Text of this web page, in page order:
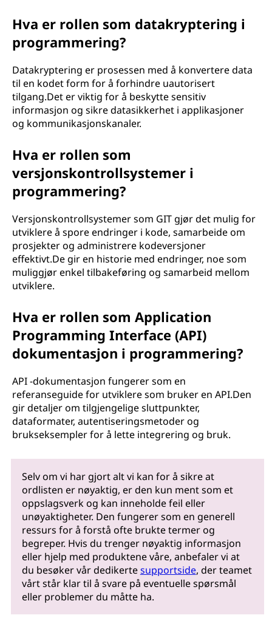
Hva er rollen som datakryptering i
programmering?
Datakryptering er prosessen med å konvertere data
til en kodet form for å forhindre uautorisert
tilgang.Det er viktig for å beskytte sensitiv
informasjon og sikre datasikkerhet i applikasjoner
og kommunikasjonskanaler.
Hva er rollen som
versjonskontrollsystemer i
programmering?
Versjonskontrollsystemer som GIT gjør det mulig for
utviklere å spore endringer i kode, samarbeide om
prosjekter og administrere kodeversjoner
effektivt.De gir en historie med endringer, noe som
muliggjør enkel tilbakeføring og samarbeid mellom
utviklere.
Hva er rollen som Application
Programming Interface (API)
dokumentasjon i programmering?
API -dokumentasjon fungerer som en
referanseguide for utviklere som bruker en API.Den
gir detaljer om tilgjengelige sluttpunkter,
dataformater, autentiseringsmetoder og
brukseksempler for å lette integrering og bruk.
Selv om vi har gjort alt vi kan for å sikre at
ordlisten er nøyaktig, er den kun ment som et
oppslagsverk og kan inneholde feil eller
unøyaktigheter. Den fungerer som en generell
ressurs for å forstå ofte brukte termer og
begreper. Hvis du trenger nøyaktig informasjon
eller hjelp med produktene våre, anbefaler vi at
du besøker vår dedikertesupportside, der teamet
vårt står klar til å svare på eventuelle spørsmål
eller problemer du måtte ha.